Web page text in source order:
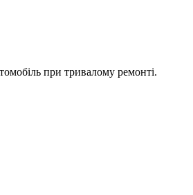
при тривалому ремонті.